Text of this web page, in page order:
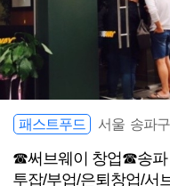
패스트푸드 서울 송파구
☎써브웨이 창업☎송파
투잡/부업/은퇴창업/서